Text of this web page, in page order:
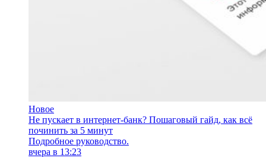
Новое
Не пускает в интернет-банк? Пошаговый гайд, как всё
починить за 5 минут
Подробное руководство.
вчера в 13:23